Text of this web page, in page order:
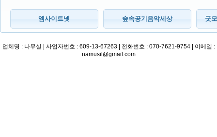
엠사이트넷 숲속공기음악세상 굿
업체명 : 나무실 | 사업자번호 : 609-13-67263 | 전화번호 : 070-7621-9754 | 이메일 :
namusil@gmail.com